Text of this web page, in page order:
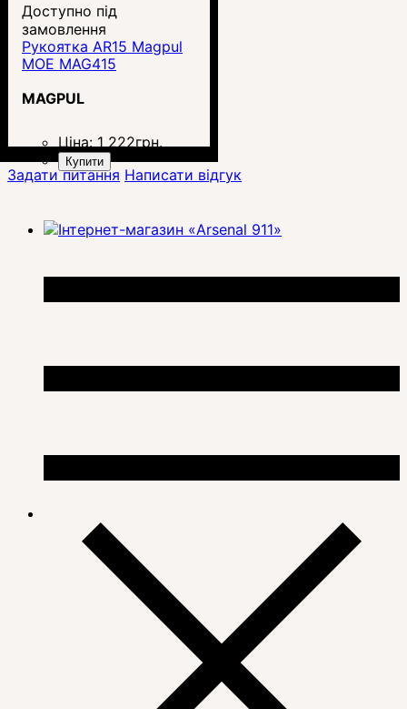
Доступно під
замовлення
Рукоятка AR15 Magpul
MOE MAG415
MAGPUL
Ціна: 1 222грн.
Купити
Задати питання Написати відгук